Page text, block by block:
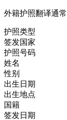
外籍护照翻译通
护照类型
签发国家
护照号码
姓名
性别
出生日期
出生地点
国籍
签发日期